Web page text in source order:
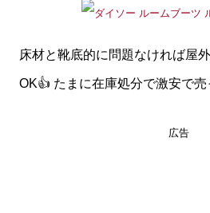
床材と靴底的に問題なければ屋
OK👍 たまに在庫処分で激安で売
広告